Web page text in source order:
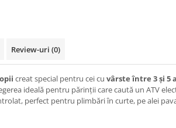
Review-uri (0)
creat special pentru cei cu vârste între 3 și 5
ideală pentru părinții care caută un ATV
perfect pentru plimbări în curte, pe alei